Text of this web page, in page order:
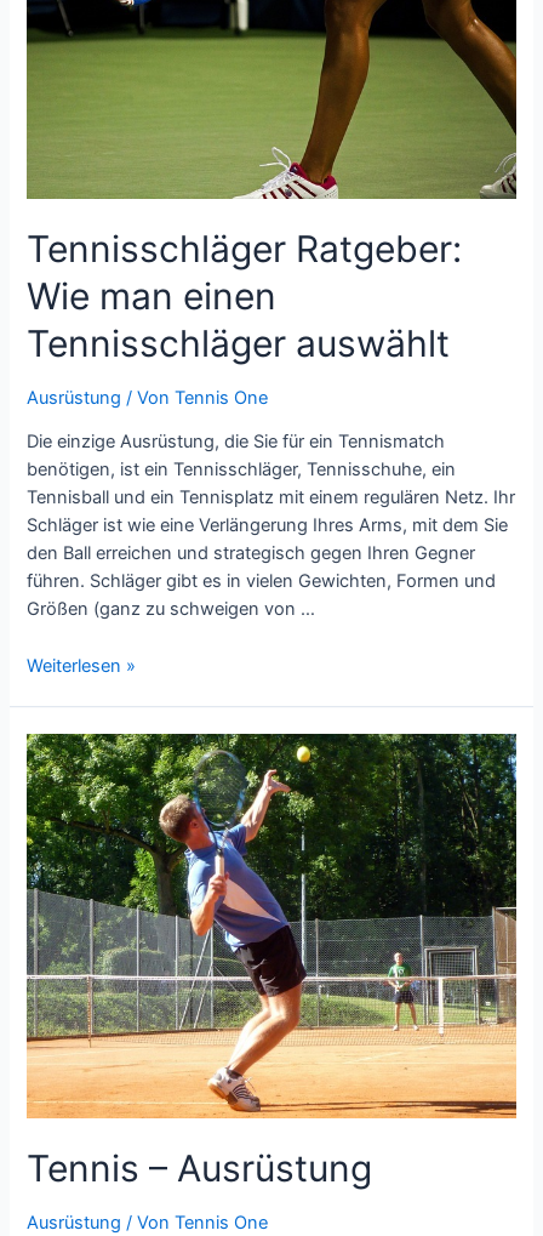
Tennisschläger Ratgeber:
Wie man einen
Tennisschläger auswählt
Ausrüstung / VonTennis One
Die einzige Ausrüstung, die Sie für ein Tennismatch
benötigen, ist ein Tennisschläger, Tennisschuhe, ein
Tennisball und ein Tennisplatz mit einem regulären Netz. Ihr
Schläger ist wie eine Verlängerung Ihres Arms, mit dem Sie
den Ball erreichen und strategisch gegen Ihren Gegner
führen. Schläger gibt es in vielen Gewichten, Formen und
Größen (ganz zu schweigen von …
Tennisschläger
man
einen
Tennisschläger
auswählt
Weiterlesen »
Tennis – Ausrüstung
Ausrüstung / VonTennis One